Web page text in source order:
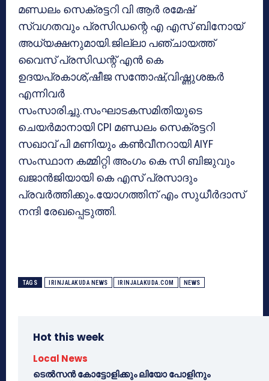
മണ്ഡലം സെക്രട്ടറി വി ആര്‍ രമേഷ്
സ്വഗതവും പ്രസിഡന്റെ എ എസ് ബിനോയ്
അധ്യക്ഷനുമായി.ജില്ലാ പഞ്ചായത്ത്
വൈസ് പ്രസിഡന്റ് എന്‍ കെ
ഉദയപ്രകാശ്,ഷീജ സന്തോഷ്,വിഷ്ണുശങ്കര്‍
എന്നിവര്‍
സംസാരിച്ചു.സംഘാടകസമിതിയുടെ
ചെയര്‍മാനായി CPI മണ്ഡലം സെക്രട്ടറി
സഖാവ് പി മണിയും കണ്‍വീനറായി AIYF
സംസ്ഥാന കമ്മിറ്റി അംഗം കെ സി ബിജുവും
ഖജാന്‍ജിയായി കെ എസ് പ്രസാദും
പ്രവര്‍ത്തിക്കും.യോഗത്തിന് എം സുധീര്‍ദാസ്
നന്ദി രേഖപ്പെടുത്തി.
TAGS IRINJALAKUDA NEWS IRINJALAKUDA.COM NEWS
Hot this week
Local News
ടെൽസൻ കോട്ടോളിക്കും ലിയോ പോളിനും